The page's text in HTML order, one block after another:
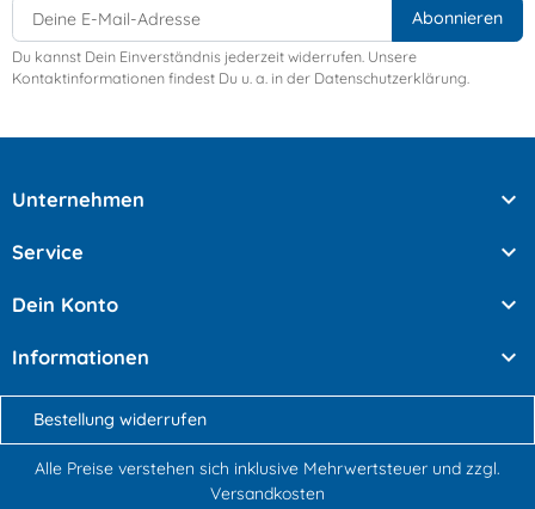
Du kannst Dein Einverständnis jederzeit widerrufen. Unsere
Kontaktinformationen findest Du u. a. in der Datenschutzerklärung.
Unternehmen 
Service 
Dein Konto 
Informationen 
Bestellung widerrufen
Alle Preise verstehen sich inklusive Mehrwertsteuer und zzgl.
Versandkosten